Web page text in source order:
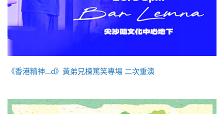
《香港精神...d》黃弟兄棟篤笑專場 二次重演